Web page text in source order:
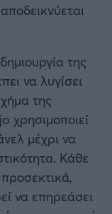
της
να λυγίσει
της
χρησιμοποιεί
μέχρι να
Κάθε
να επηρεάσει